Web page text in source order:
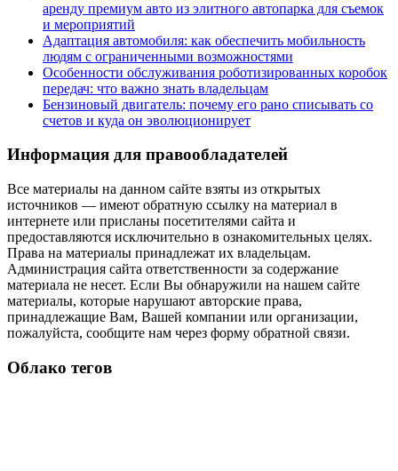
аренду премиум авто из элитного автопарка для съемок
и мероприятий
Адаптация автомобиля: как обеспечить мобильность
людям с ограниченными возможностями
Особенности обслуживания роботизированных коробок
передач: что важно знать владельцам
Бензиновый двигатель: почему его рано списывать со
счетов и куда он эволюционирует
Информация для правообладателей
Все материалы на данном сайте взяты из открытых
источников — имеют обратную ссылку на материал в
интернете или присланы посетителями сайта и
предоставляются исключительно в ознакомительных целях.
Права на материалы принадлежат их владельцам.
Администрация сайта ответственности за содержание
материала не несет. Если Вы обнаружили на нашем сайте
материалы, которые нарушают авторские права,
принадлежащие Вам, Вашей компании или организации,
пожалуйста, сообщите нам через форму обратной связи.
Облако тегов